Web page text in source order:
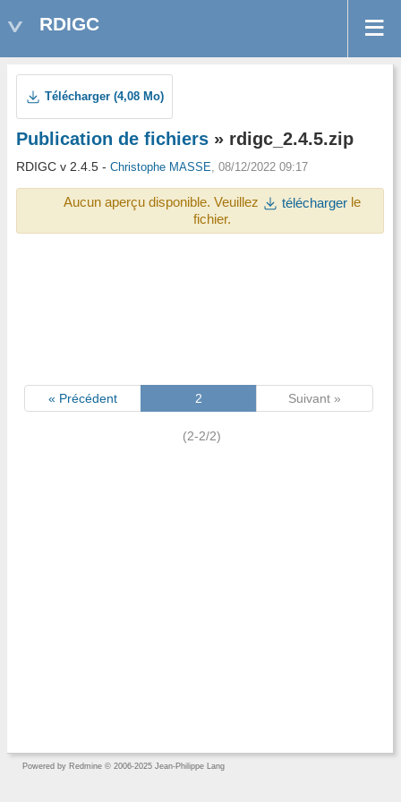
RDIGC
Télécharger (4,08 Mo)
Publication de fichiers » rdigc_2.4.5.zip
RDIGC v 2.4.5 - Christophe MASSE, 08/12/2022 09:17
Aucun aperçu disponible. Veuillez téléchargerle
fichier.
« Précédent 2 Suivant »
(2-2/2)
Powered by Redmine © 2006-2025 Jean-Philippe Lang